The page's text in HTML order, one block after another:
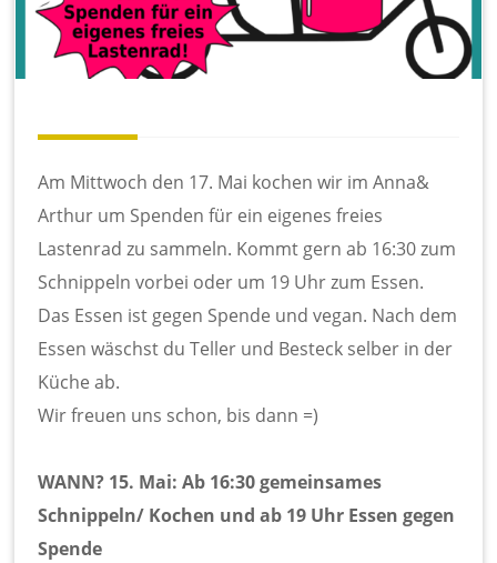
Am Mittwoch den 17. Mai kochen wir im Anna&
Arthur um Spenden für ein eigenes freies
Lastenrad zu sammeln. Kommt gern ab 16:30 zum
Schnippeln vorbei oder um 19 Uhr zum Essen.
Das Essen ist gegen Spende und vegan. Nach dem
Essen wäschst du Teller und Besteck selber in der
Küche ab.
Wir freuen uns schon, bis dann =)
WANN? 15. Mai: Ab 16:30 gemeinsames
Schnippeln/ Kochen und ab 19 Uhr Essen gegen
Spende